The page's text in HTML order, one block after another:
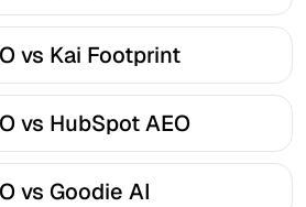
vs Kai Footprint
vs HubSpot AEO
vs Goodie AI